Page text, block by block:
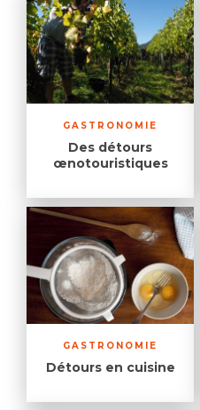
GASTRONOMIE
Des détours
œnotouristiques
GASTRONOMIE
Détours en cuisine